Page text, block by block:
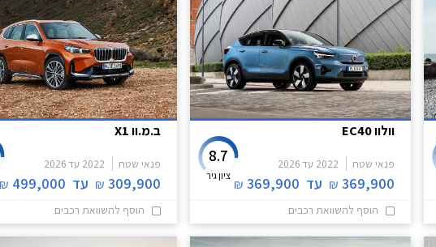
וולוו EC40
פנאי שטח 2022 עד2026
369,900
₪ עד 369,900
₪
8.7
ציון גיר
הוסף להשוואת רכבים
ב.מ.וו X1
פנאי שטח 2022 עד2026
309,900
₪ עד 499,000
הוסף להשוואת רכבים